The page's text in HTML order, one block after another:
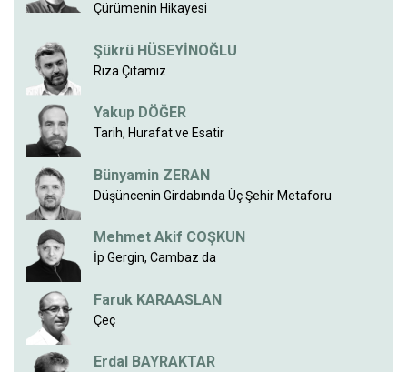
Çürümenin Hikayesi
Şükrü HÜSEYİNOĞLU
Rıza Çıtamız
Yakup DÖĞER
Tarih, Hurafat ve Esatir
Bünyamin ZERAN
Düşüncenin Girdabında Üç Şehir Metaforu
Mehmet Akif COŞKUN
İp Gergin, Cambaz da
Faruk KARAASLAN
Çeç
Erdal BAYRAKTAR